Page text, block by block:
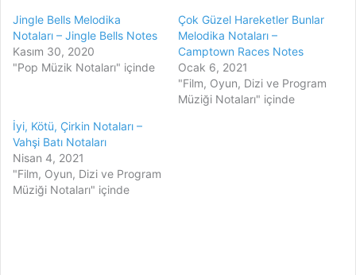
Jingle Bells Melodika
Notaları – Jingle Bells Notes
Kasım 30, 2020
"Pop Müzik Notaları" içinde
Çok Güzel Hareketler Bunlar
Melodika Notaları –
Camptown Races Notes
Ocak 6, 2021
"Film, Oyun, Dizi ve Program
Müziği Notaları" içinde
İyi, Kötü, Çirkin Notaları –
Vahşi Batı Notaları
Nisan 4, 2021
"Film, Oyun, Dizi ve Program
Müziği Notaları" içinde